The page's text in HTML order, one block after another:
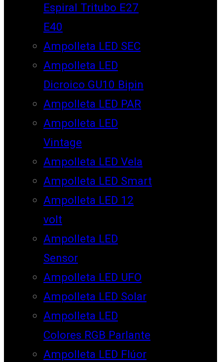
Espiral Tritubo E27
E40
Ampolleta LED SEC
Ampolleta LED
Dicroico GU10 Bipin
Ampolleta LED PAR
Ampolleta LED
Vintage
Ampolleta LED Vela
Ampolleta LED Smart
Ampolleta LED 12
volt
Ampolleta LED
Sensor
Ampolleta LED UFO
Ampolleta LED Solar
Ampolleta LED
Colores RGB Parlante
Ampolleta LED Flúor